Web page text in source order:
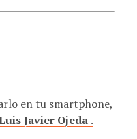
en tu smartphone,
Javier Ojeda .